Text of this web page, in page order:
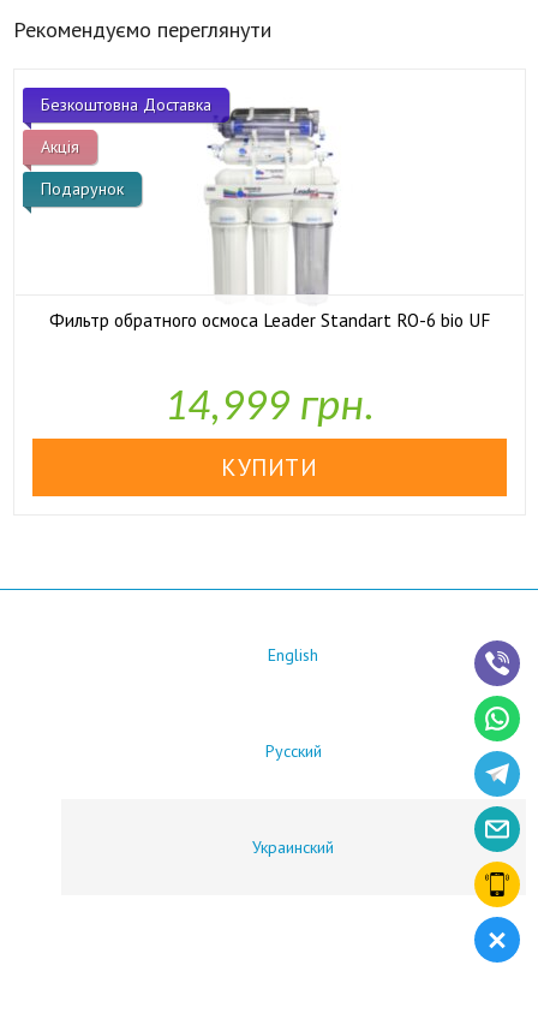
Рекомендуємо переглянути
Безкоштовна Доставка
Акція
Подарунок
Фильтр обратного осмоса Leader Standart RO-6 bio UF
14,999 грн.
English
Русский
Украинский